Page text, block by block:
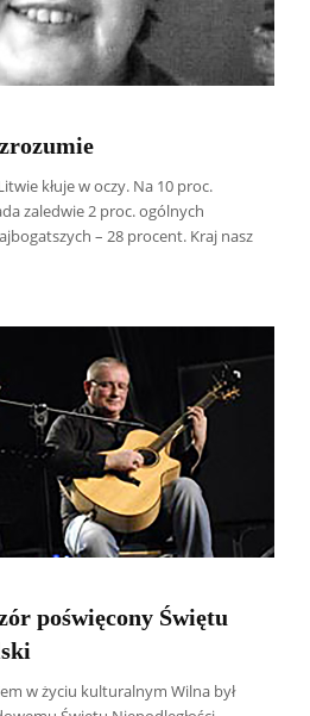
kłuje w oczy. Na 10 proc.
zaledwie 2 proc. ogólnych
– 28 procent. Kraj nasz
poświęcony Świętu
w życiu kulturalnym Wilna był